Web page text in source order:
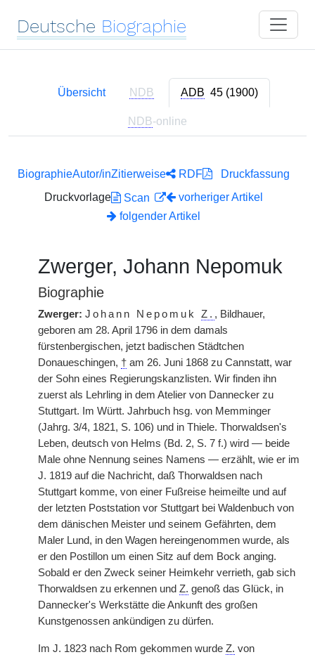
Deutsche Biographie
Übersicht NDB ADB 45 (1900)
NDB-online
BiographieAutor/inZitierweise RDF
Druckfassung
Druckvorlage
Scan
vorheriger Artikel
folgender Artikel
Zwerger, Johann Nepomuk
Biographie
Zwerger: Johann Nepomuk Z. , Bildhauer,
geboren am 28. April 1796 in dem damals
fürstenbergischen, jetzt badischen Städtchen
Donaueschingen, † am 26. Juni 1868 zu Cannstatt, war
der Sohn eines Regierungskanzlisten. Wir finden ihn
zuerst als Lehrling in dem Atelier von Dannecker zu
Stuttgart.
Im Württ. Jahrbuch hsg. von Memminger
(Jahrg. 3/4, 1821, S. 106) und in Thiele. Thorwaldsen's
Leben, deutsch von Helms (Bd. 2, S. 7 f.) wird — beide
Male ohne Nennung seines Namens — erzählt, wie er im
J. 1819 auf die Nachricht, daß Thorwaldsen nach
Stuttgart komme, von einer Fußreise heimeilte und auf
der letzten Poststation vor Stuttgart bei Waldenbuch von
dem dänischen Meister und seinem Gefährten, dem
Maler Lund, in den Wagen hereingenommen wurde, als
er den Postillon um einen Sitz auf dem Bock anging.
Sobald er den Zweck seiner Heimkehr verrieth, gab sich
Thorwaldsen zu erkennen und Z. genoß das Glück, in
Dannecker's Werkstätte die Ankunft des großen
Kunstgenossen ankündigen zu dürfen.
Im J. 1823 nach Rom gekommen wurde Z. von